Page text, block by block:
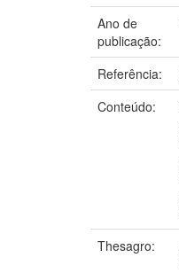
Ano de
publicação:
Referência:
Conteúdo:
Thesagro: